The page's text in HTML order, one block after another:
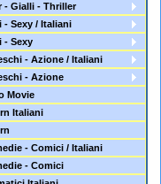
- Gialli - Thriller
- Sexy / Italiani
- Sexy
- Azione / Italiani
- Azione
Movie
Italiani
- Comici / Italiani
- Comici